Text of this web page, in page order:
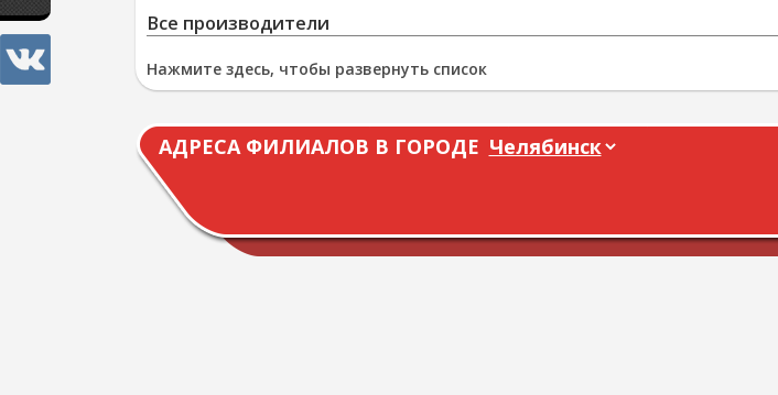
Все производители
Нажмите здесь, чтобы развернуть список
АДРЕСА ФИЛИАЛОВ В ГОРОДЕ